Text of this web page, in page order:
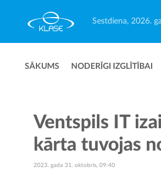
Sestdiena, 2026.
SĀKUMS NODERĪGI IZGLĪTĪBAI
Ventspils IT
kārta tuvojas
2023. gada 31. oktobris, 09:40